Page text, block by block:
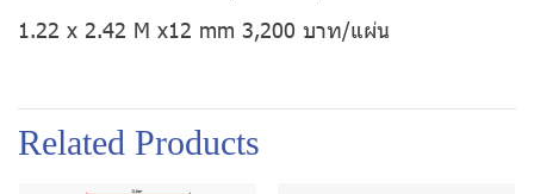
1.22 x 2.42 M x12 mm 3,200 บาท/แผ่น
Related Products